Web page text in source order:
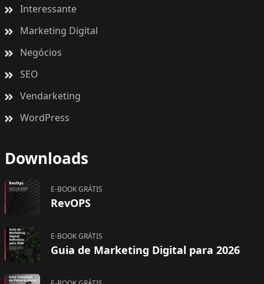
Interessante
Marketing Digital
Negócios
SEO
Vendarketing
WordPress
Downloads
E-BOOK GRÁTIS
RevOPS
E-BOOK GRÁTIS
Guia de Marketing Digital para 2026